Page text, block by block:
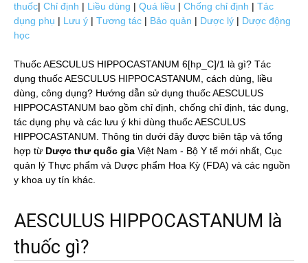
thuốc| Chỉ định | Liều dùng | Quá liều | Chống chỉ định | Tác
dụng phụ | Lưu ý | Tương tác | Bảo quản | Dược lý | Dược động
học
Thuốc AESCULUS HIPPOCASTANUM 6[hp_C]/1 là gì? Tác
dụng thuốc AESCULUS HIPPOCASTANUM, cách dùng, liều
dùng, công dụng? Hướng dẫn sử dụng thuốc AESCULUS
HIPPOCASTANUM bao gồm chỉ định, chống chỉ định, tác dụng,
tác dụng phụ và các lưu ý khi dùng thuốc AESCULUS
HIPPOCASTANUM. Thông tin dưới đây được biên tập và tổng
hợp từ Dược thư quốc gia Việt Nam - Bộ Y tế mới nhất, Cục
quản lý Thực phẩm và Dược phẩm Hoa Kỳ (FDA) và các nguồn
y khoa uy tín khác.
AESCULUS HIPPOCASTANUM là
thuốc gì?